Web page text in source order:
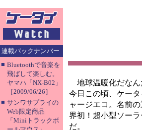
連載バックナンバー
■ Bluetoothで音楽を
飛ばして楽しむ。
ヤマハ「NX-B02」
［2009/06/26］
■ サンワサプライの
Web限定商品
「Miniトラックボ
地球温暖化だなん
今日この頃、ケー
ャージエコ。名前
界初！超小型ソー
だ。